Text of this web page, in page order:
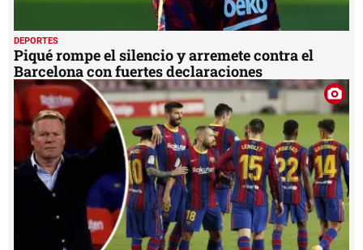
DEPORTES
Piqué rompe el silencio y arremete contra el
Barcelona con fuertes declaraciones